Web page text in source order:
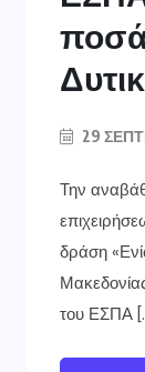
ποσά
29
Την
δράση
του ΕΣΠΑ